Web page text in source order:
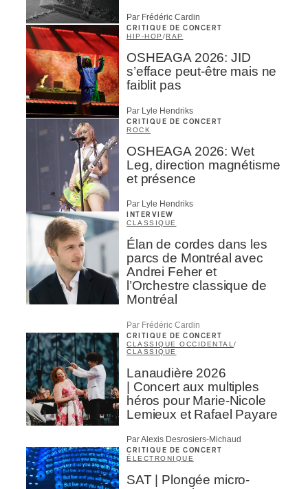
Par Frédéric Cardin
CRITIQUE DE CONCERT
HIP-HOP /RAP
OSHEAGA 2026: JID
s’efface peut-être mais ne
faiblit pas
Par Lyle Hendriks
CRITIQUE DE CONCERT
ROCK
OSHEAGA 2026: Wet
Leg, direction magnétisme
et présence
Par Lyle Hendriks
INTERVIEW
CLASSIQUE
Élan de cordes dans les
parcs de Montréal avec
Andrei Feher et
l’Orchestre classique de
Montréal
Par Frédéric Cardin
CRITIQUE DE CONCERT
CLASSIQUE OCCIDENTAL /
CLASSIQUE
Lanaudière 2026
| Concert aux multiples
héros pour Marie-Nicole
Lemieux et Rafael Payare
Par Alexis Desrosiers-Michaud
CRITIQUE DE CONCERT
ÉLECTRONIQUE
SAT | Plongée micro-